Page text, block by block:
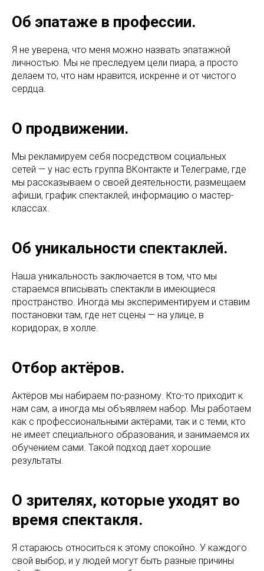
Об эпатаже в профессии.
Я не уверена, что меня можно назвать эпатажной
личностью. Мы не преследуем цели пиара, а просто
делаем то, что нам нравится, искренне и от чистого
сердца.
О продвижении.
Мы рекламируем себя посредством социальных
сетей — у нас есть группа ВКонтакте и Телеграме, где
мы рассказываем о своей деятельности, размещаем
афиши, график спектаклей, информацию о мастер-
классах.
Об уникальности спектаклей.
Наша уникальность заключается в том, что мы
стараемся вписывать спектакли в имеющиеся
пространство. Иногда мы экспериментируем и ставим
постановки там, где нет сцены — на улице, в
коридорах, в холле.
Отбор актёров.
Актёров мы набираем по-разному. Кто-то приходит к
нам сам, а иногда мы объявляем набор. Мы работаем
как с профессиональными актёрами, так и с теми, кто
не имеет специального образования, и занимаемся их
обучением сами. Такой подход дает хорошие
результаты.
О зрителях, которые уходят во
время спектакля.
Я стараюсь относиться к этому спокойно. У каждого
свой выбор, и у людей могут быть разные причины